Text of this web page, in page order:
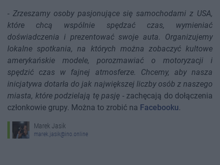
- Zrzeszamy osoby pasjonujące się samochodami z USA,
które chcą wspólnie spędzać czas, wymieniać
doświadczenia i prezentować swoje auta. Organizujemy
lokalne spotkania, na których można zobaczyć kultowe
amerykańskie modele, porozmawiać o motoryzacji i
spędzić czas w fajnej atmosferze. Chcemy, aby nasza
inicjatywa dotarła do jak największej liczby osób z naszego
miasta, które podzielają tę pasję - zachęcają do dołączenia
członkowie grupy. Można to zrobić na Facebooku.
Marek Jasik
marek.jasik@ino.online